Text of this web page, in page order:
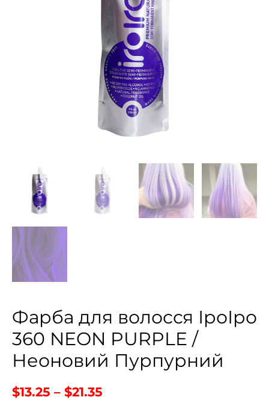
Фарба для волосся ІроІро
360 NEON PURPLE /
Неоновий Пурпурний
$13.25 – $21.35